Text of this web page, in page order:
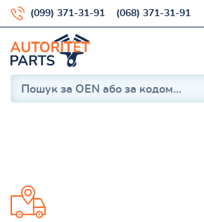
(099) 371-31-91 (068) 371-31-91